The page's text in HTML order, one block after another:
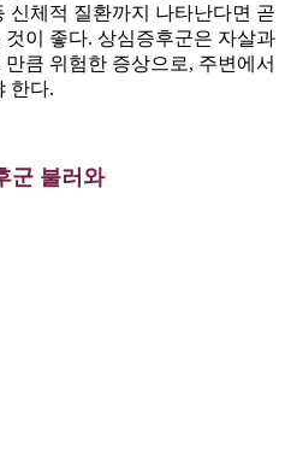
신체적 질환까지 나타난다면 곧
이 좋다. 상심증후군은 자살과
큼 위험한 증상으로, 주변에서
한다.
군 불러와